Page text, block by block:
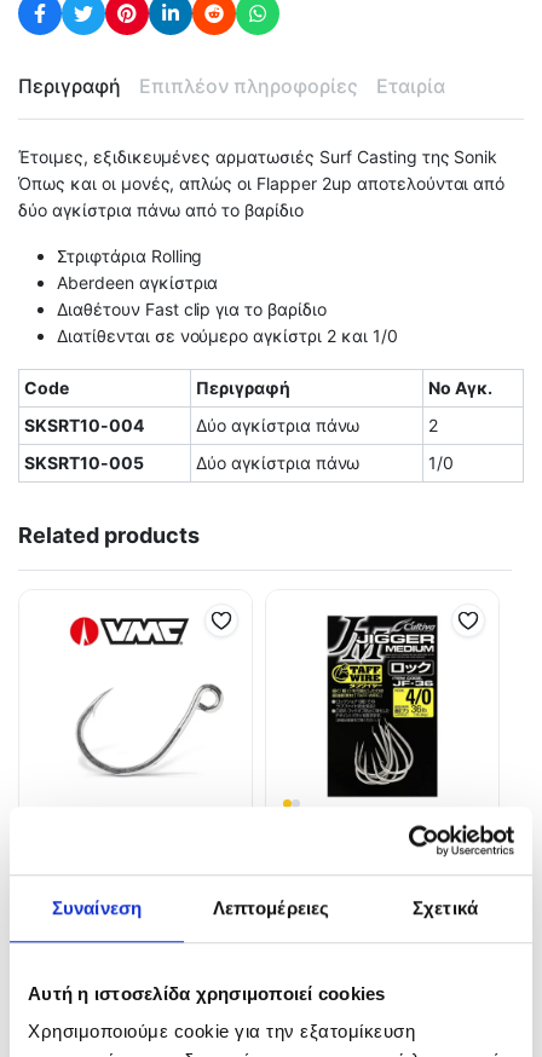
Συναίνεση Λεπτομέρειες Σχετικά
Αυτή η ιστοσελίδα χρησιμοποιεί cookies
Χρησιμοποιούμε cookie για την εξατομίκευση
Περιγραφή Επιπλέον πληροφορίες Εταιρία
Έτοιμες, εξιδικευμένες αρματωσιές Surf Casting της Sonik
Όπως και οι μονές, απλώς οι Flapper 2up αποτελούνται από
δύο αγκίστρια πάνω από το βαρίδιο
Στριφτάρια Rolling
Aberdeen αγκίστρια
Διαθέτουν Fast clip για το βαρίδιο
Διατίθενται σε νούμερο αγκίστρι 2 και 1/0
Code Περιγραφή
No Αγκ.
SKSRT10-004
Δύο αγκίστρια πάνω
2
SKSRT10-005
Δύο αγκίστρια πάνω 1/0
Related products
Προσθήκη στο καλάθι
Owner Cultiva Jigger
Medium JF-36
6,50€